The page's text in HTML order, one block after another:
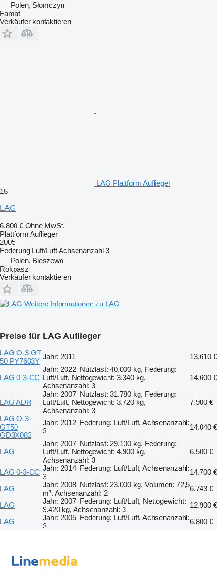
Polen, Słomczyn
Famat
Verkäufer kontaktieren
LAG Plattform Auflieger
15
LAG
6.800 € Ohne MwSt.
Plattform Auflieger
2005
Federung Luft/LuftAchsenanzahl 3
Polen, Bieszewo
Rokpasz
Verkäufer kontaktieren
Weitere Informationen zu LAG
Preise für LAG Auflieger
LAG O-3-GT
50 PY7603Y
Jahr: 2011 13.610 €
LAG 0-3-CC
Jahr: 2022, Nutzlast: 40.000 kg, Federung:
Luft/Luft, Nettogewicht: 3.340 kg,
Achsenanzahl: 3
14.600 €
LAG ADR
Jahr: 2007, Nutzlast: 31.780 kg, Federung:
Luft/Luft, Nettogewicht: 3.720 kg,
Achsenanzahl: 3
7.900 €
LAG O-3-
GT50
GD3X082
Jahr: 2012, Federung: Luft/Luft, Achsenanzahl:
3
14.040 €
LAG
Jahr: 2007, Nutzlast: 29.100 kg, Federung:
Luft/Luft, Nettogewicht: 4.900 kg,
Achsenanzahl: 3
6.500 €
LAG 0-3-CC Jahr: 2014, Federung: Luft/Luft, Achsenanzahl:
3
14.700 €
LAG
Jahr: 2008, Nutzlast: 23.000 kg, Volumen: 72,5
m³, Achsenanzahl: 2
6.743 €
LAG
Jahr: 2007, Federung: Luft/Luft, Nettogewicht:
9.420 kg, Achsenanzahl: 3
12.900 €
LAG
Jahr: 2005, Federung: Luft/Luft, Achsenanzahl:
3
6.800 €